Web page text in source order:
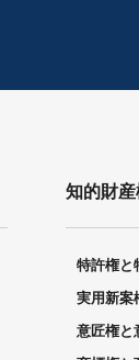
知的財
特許権と
実用新案
意匠権と